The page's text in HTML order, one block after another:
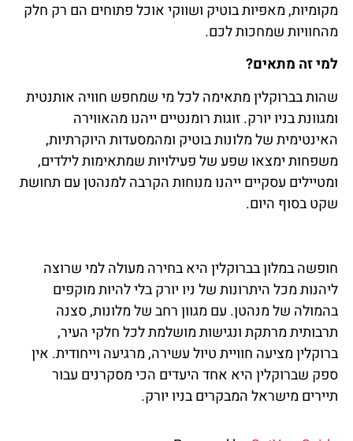
מקומיות, מאפיות בוטיק ושווקי אוכל פתוחים הם רק חלק
מהחוויות שמחכות לכם.
למי זה מתאים?
שהות בברוקלין מתאימה לכל מי שמחפש חוויה אותנטית
ומגוונת בניו יורק. זוגות רומנטיים ייהנו מהאווירה
האינטימית של מלונות בוטיק ומהמסעדות היוקרתיות,
משפחות ימצאו שפע של פעילויות שמתאימות לילדים,
ומטיילים עסקיים ייהנו מנוחות הקרבה למנהטן עם תחושת
שקט בסוף היום.
חופשה במלון בברוקלין היא בחירה מעולה למי שרוצה
ליהנות מכל היתרונות של ניו יורק בלי להיות מוקפים
בהמולה של מנהטן. עם מגוון רחב של מלונות, סצנה
תרבותית מרתקת ונגישות מושלמת לכל חלקי העיר,
ברוקלין מציעה חוויית טיול עשירה, מרגיעה וייחודית. אין
ספק שברוקלין היא אחד היעדים הכי מסקרנים עבור
תיירים מישראל המבקרים בניו יורק.